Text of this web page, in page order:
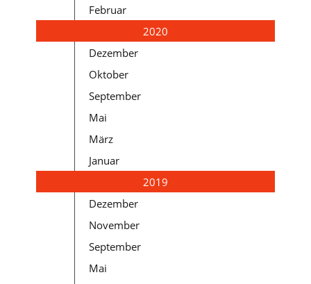
Februar
2020
Dezember
Oktober
September
Mai
März
Januar
2019
Dezember
November
September
Mai